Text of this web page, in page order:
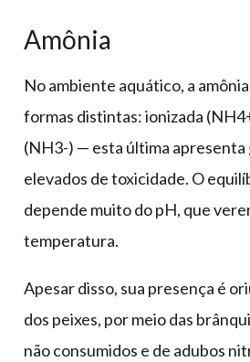
Amônia
No ambiente aquático, a
formas distintas: ionizada
(NH3-) — esta última apresenta
elevados de toxicidade. O
depende muito do pH, que
temperatura.
Apesar disso, sua presença é
dos peixes, por meio das
não consumidos e de adubos